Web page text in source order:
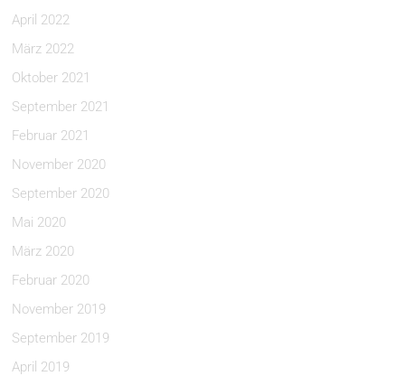
April 2022
März 2022
Oktober 2021
September 2021
Februar 2021
November 2020
September 2020
Mai 2020
März 2020
Februar 2020
November 2019
September 2019
April 2019